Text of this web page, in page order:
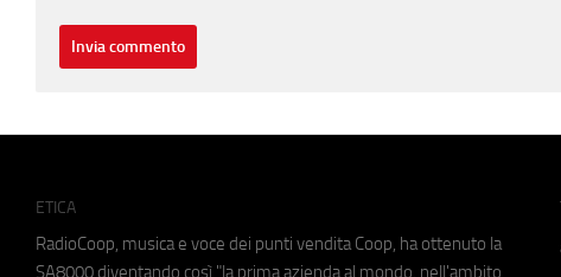
ETICA
RadioCoop, musica e voce dei punti vendita Coop, ha ottenuto la
SA8000 diventando così "la prima azienda al mondo, nell'ambito